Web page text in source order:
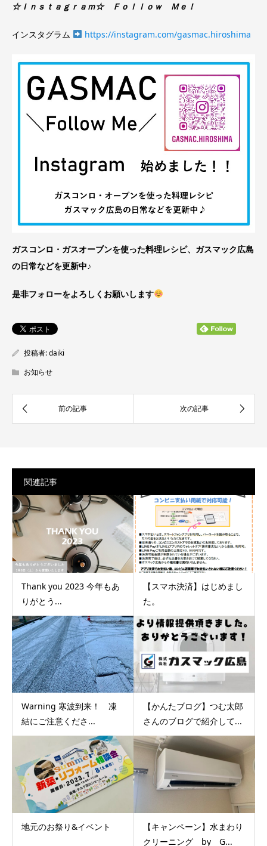
☆Ｉｎｓｔａｇｒａｍ☆ Ｆｏｌｌｏｗ Ｍｅ！
インスタグラム https://instagram.com/gasmac.hiroshima
ガスコンロ・ガスオーブンを使った料理レシピ、ガスマック広島
の日常などを更新中♪
是非フォローをよろしくお願いします
投稿者:daiki
お知らせ
関連記事
Thank you 2023 今年もあ
りがとう...
【スマホ決済】はじめまし
た。
Warning 寒波到来！ 凍
結にご注意くださ...
【かんたブログ】つむ太郎
さんのブログで紹介して...
地元のお祭り&イベント
【キャンペーン】水まわり
クリーニング by G...